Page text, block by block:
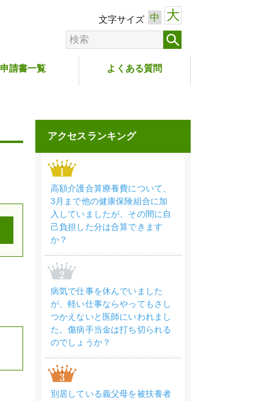
文字サイズ 中 大
申請書一覧 よくある質問
アクセスランキング
高額介護合算療養費について、
3月まで他の健康保険組合に加
入していましたが、その間に自
己負担した分は合算できます
か？
病気で仕事を休んでいました
が、軽い仕事ならやってもさし
つかえないと医師にいわれまし
た。傷病手当金は打ち切られる
のでしょうか？
別居している義父母を被扶養者